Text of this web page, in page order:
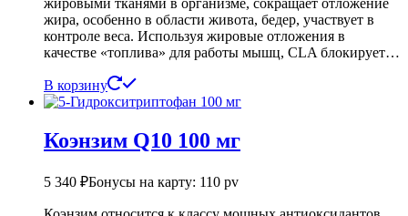
жировыми тканями в организме, сокращает отложение
жира, особенно в области живота, бедер, участвует в
контроле веса. Используя жировые отложения в
качестве «топлива» для работы мышц, CLA блокирует…
В корзину
Коэнзим Q10 100 мг
5 340 ₽Бонусы на карту: 110 pv